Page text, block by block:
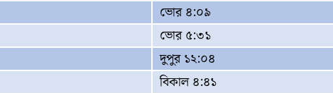
ভোর ৪:০৯
ভোর ৫:৩১
দুপুর ১২:০৪
বিকাল ৪:৪১